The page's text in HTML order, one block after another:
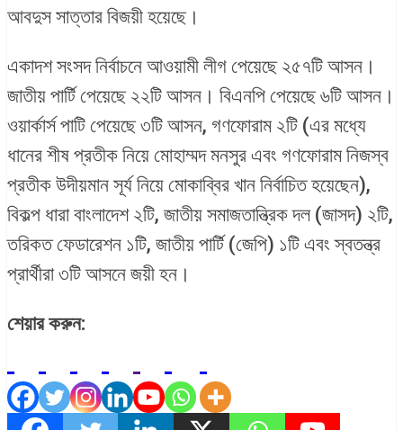
আবদুস সাত্তার বিজয়ী হয়েছে।
একাদশ সংসদ নির্বাচনে আওয়ামী লীগ পেয়েছে ২৫৭টি আসন।
জাতীয় পার্টি পেয়েছে ২২টি আসন। বিএনপি পেয়েছে ৬টি আসন।
ওয়ার্কার্স পাটি পেয়েছে ৩টি আসন, গণফোরাম ২টি (এর মধ্যে
ধানের শীষ প্রতীক নিয়ে মোহাম্মদ মনসুর এবং গণফোরাম নিজস্ব
প্রতীক উদীয়মান সূর্য নিয়ে মোকাব্বির খান নির্বাচিত হয়েছেন),
বিকল্প ধারা বাংলাদেশ ২টি, জাতীয় সমাজতান্ত্রিক দল (জাসদ) ২টি,
তরিকত ফেডারেশন ১টি, জাতীয় পার্টি (জেপি) ১টি এবং স্বতন্ত্র
প্রার্থীরা ৩টি আসনে জয়ী হন।
শেয়ার করুন: